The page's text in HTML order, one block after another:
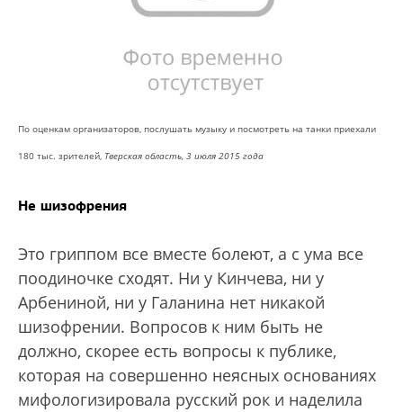
По оценкам организаторов, послушать музыку и посмотреть на танки приехали
180 тыс. зрителей, Тверская область, 3 июля 2015 года
Не шизофрения
Это гриппом все вместе болеют, а с ума все
поодиночке сходят. Ни у Кинчева, ни у
Арбениной, ни у Галанина нет никакой
шизофрении. Вопросов к ним быть не
должно, скорее есть вопросы к публике,
которая на совершенно неясных основаниях
мифологизировала русский рок и наделила